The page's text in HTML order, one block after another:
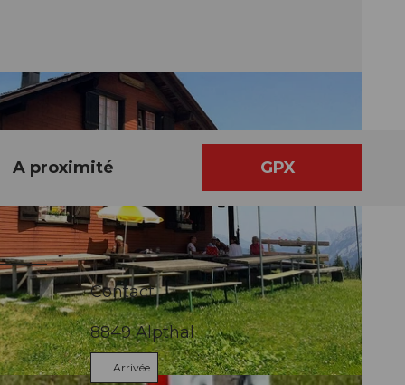
A proximité GPX
Contact
8849Alpthal
Arrivée